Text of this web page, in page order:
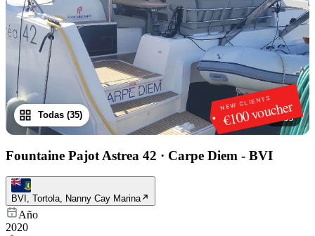
NEW CLIENTS
€100 voucher
1/35
Todas (35)
Fountaine Pajot Astrea 42 · Carpe Diem - BVI
BVI, Tortola, Nanny Cay Marina
Año
2020